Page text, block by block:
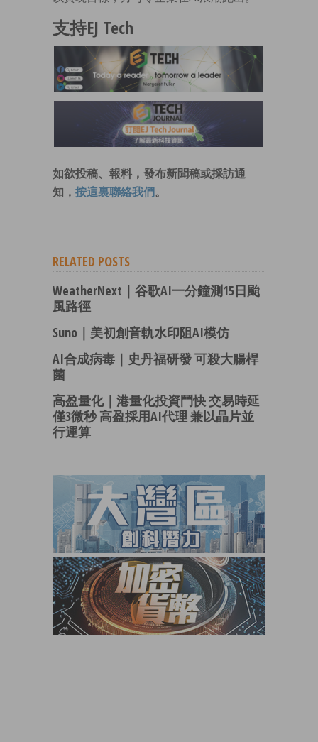
支持EJ Tech
如欲投稿、報料，發布新聞稿或採訪通
知， 按這裏聯絡我們 。
RELATED POSTS
WeatherNext｜谷歌AI一分鐘測15日颱
風路徑
Suno｜美初創音軌水印阻AI模仿
AI合成病毒｜史丹福研發 可殺大腸桿
菌
高盈量化｜港量化投資鬥快 交易時延
僅3微秒 高盈採用AI代理 兼以晶片並
行運算